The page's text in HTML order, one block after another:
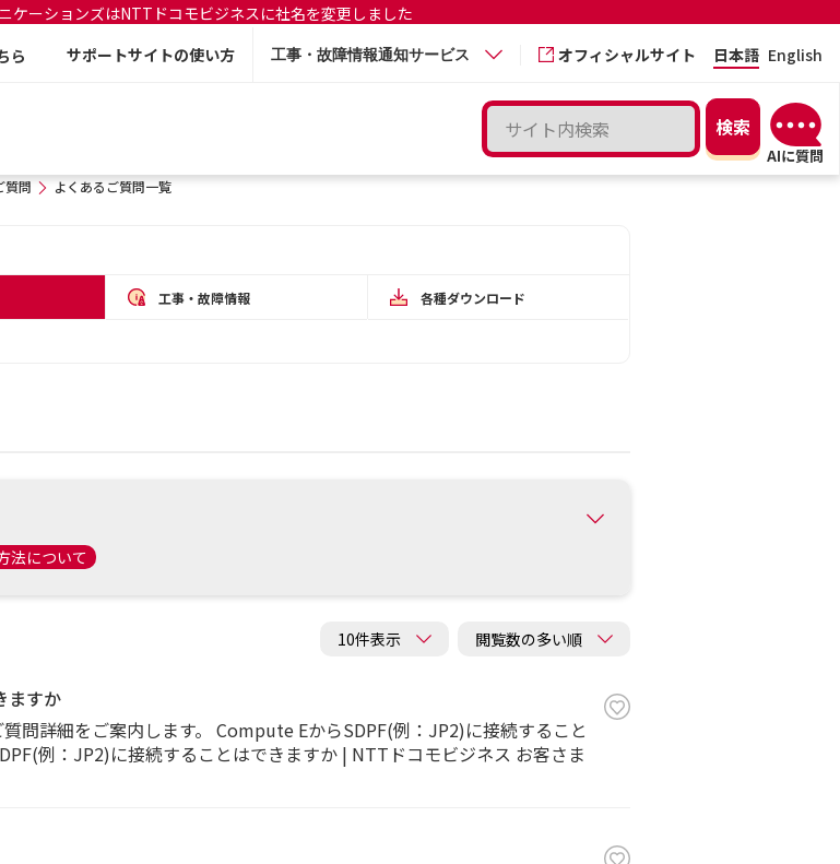
ケーションズはNTTドコモビジネスに社名を変更しました
ら サポートサイトの使い方 工事・故障情報通知サービス オフィシャルサイト 日本語 English
質問 よくあるご質問一覧
工事・故障情報 各種ダウンロード
法について
ますか
問詳細をご案内します。 Compute EからSDPF(例：JP2)に接続すること
例：JP2)に接続することはできますか | NTTドコモビジネス お客さま